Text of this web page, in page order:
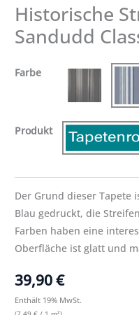
Historische
Sandudd
Farbe
Produkt
Der Grund dieser Tapete
Blau gedruckt, die
Farben haben eine
Oberfläche ist glatt und
39,90€
Enthält 19% MwSt.